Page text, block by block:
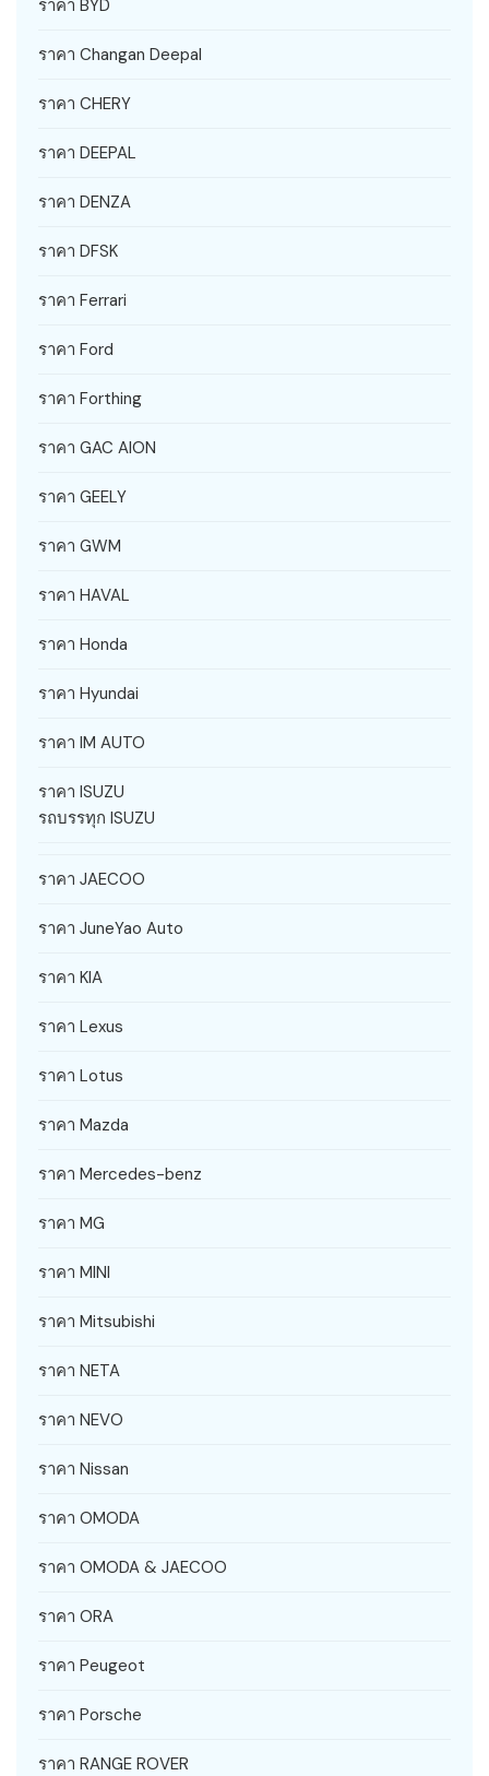
ราคา BYD
ราคา Changan Deepal
ราคา CHERY
ราคา DEEPAL
ราคา DENZA
ราคา DFSK
ราคา Ferrari
ราคา Ford
ราคา Forthing
ราคา GAC AION
ราคา GEELY
ราคา GWM
ราคา HAVAL
ราคา Honda
ราคา Hyundai
ราคา IM AUTO
ราคา ISUZU
รถบรรทุก ISUZU
ราคา JAECOO
ราคา JuneYao Auto
ราคา KIA
ราคา Lexus
ราคา Lotus
ราคา Mazda
ราคา Mercedes-benz
ราคา MG
ราคา MINI
ราคา Mitsubishi
ราคา NETA
ราคา NEVO
ราคา Nissan
ราคา OMODA
ราคา OMODA & JAECOO
ราคา ORA
ราคา Peugeot
ราคา Porsche
ราคา RANGE ROVER